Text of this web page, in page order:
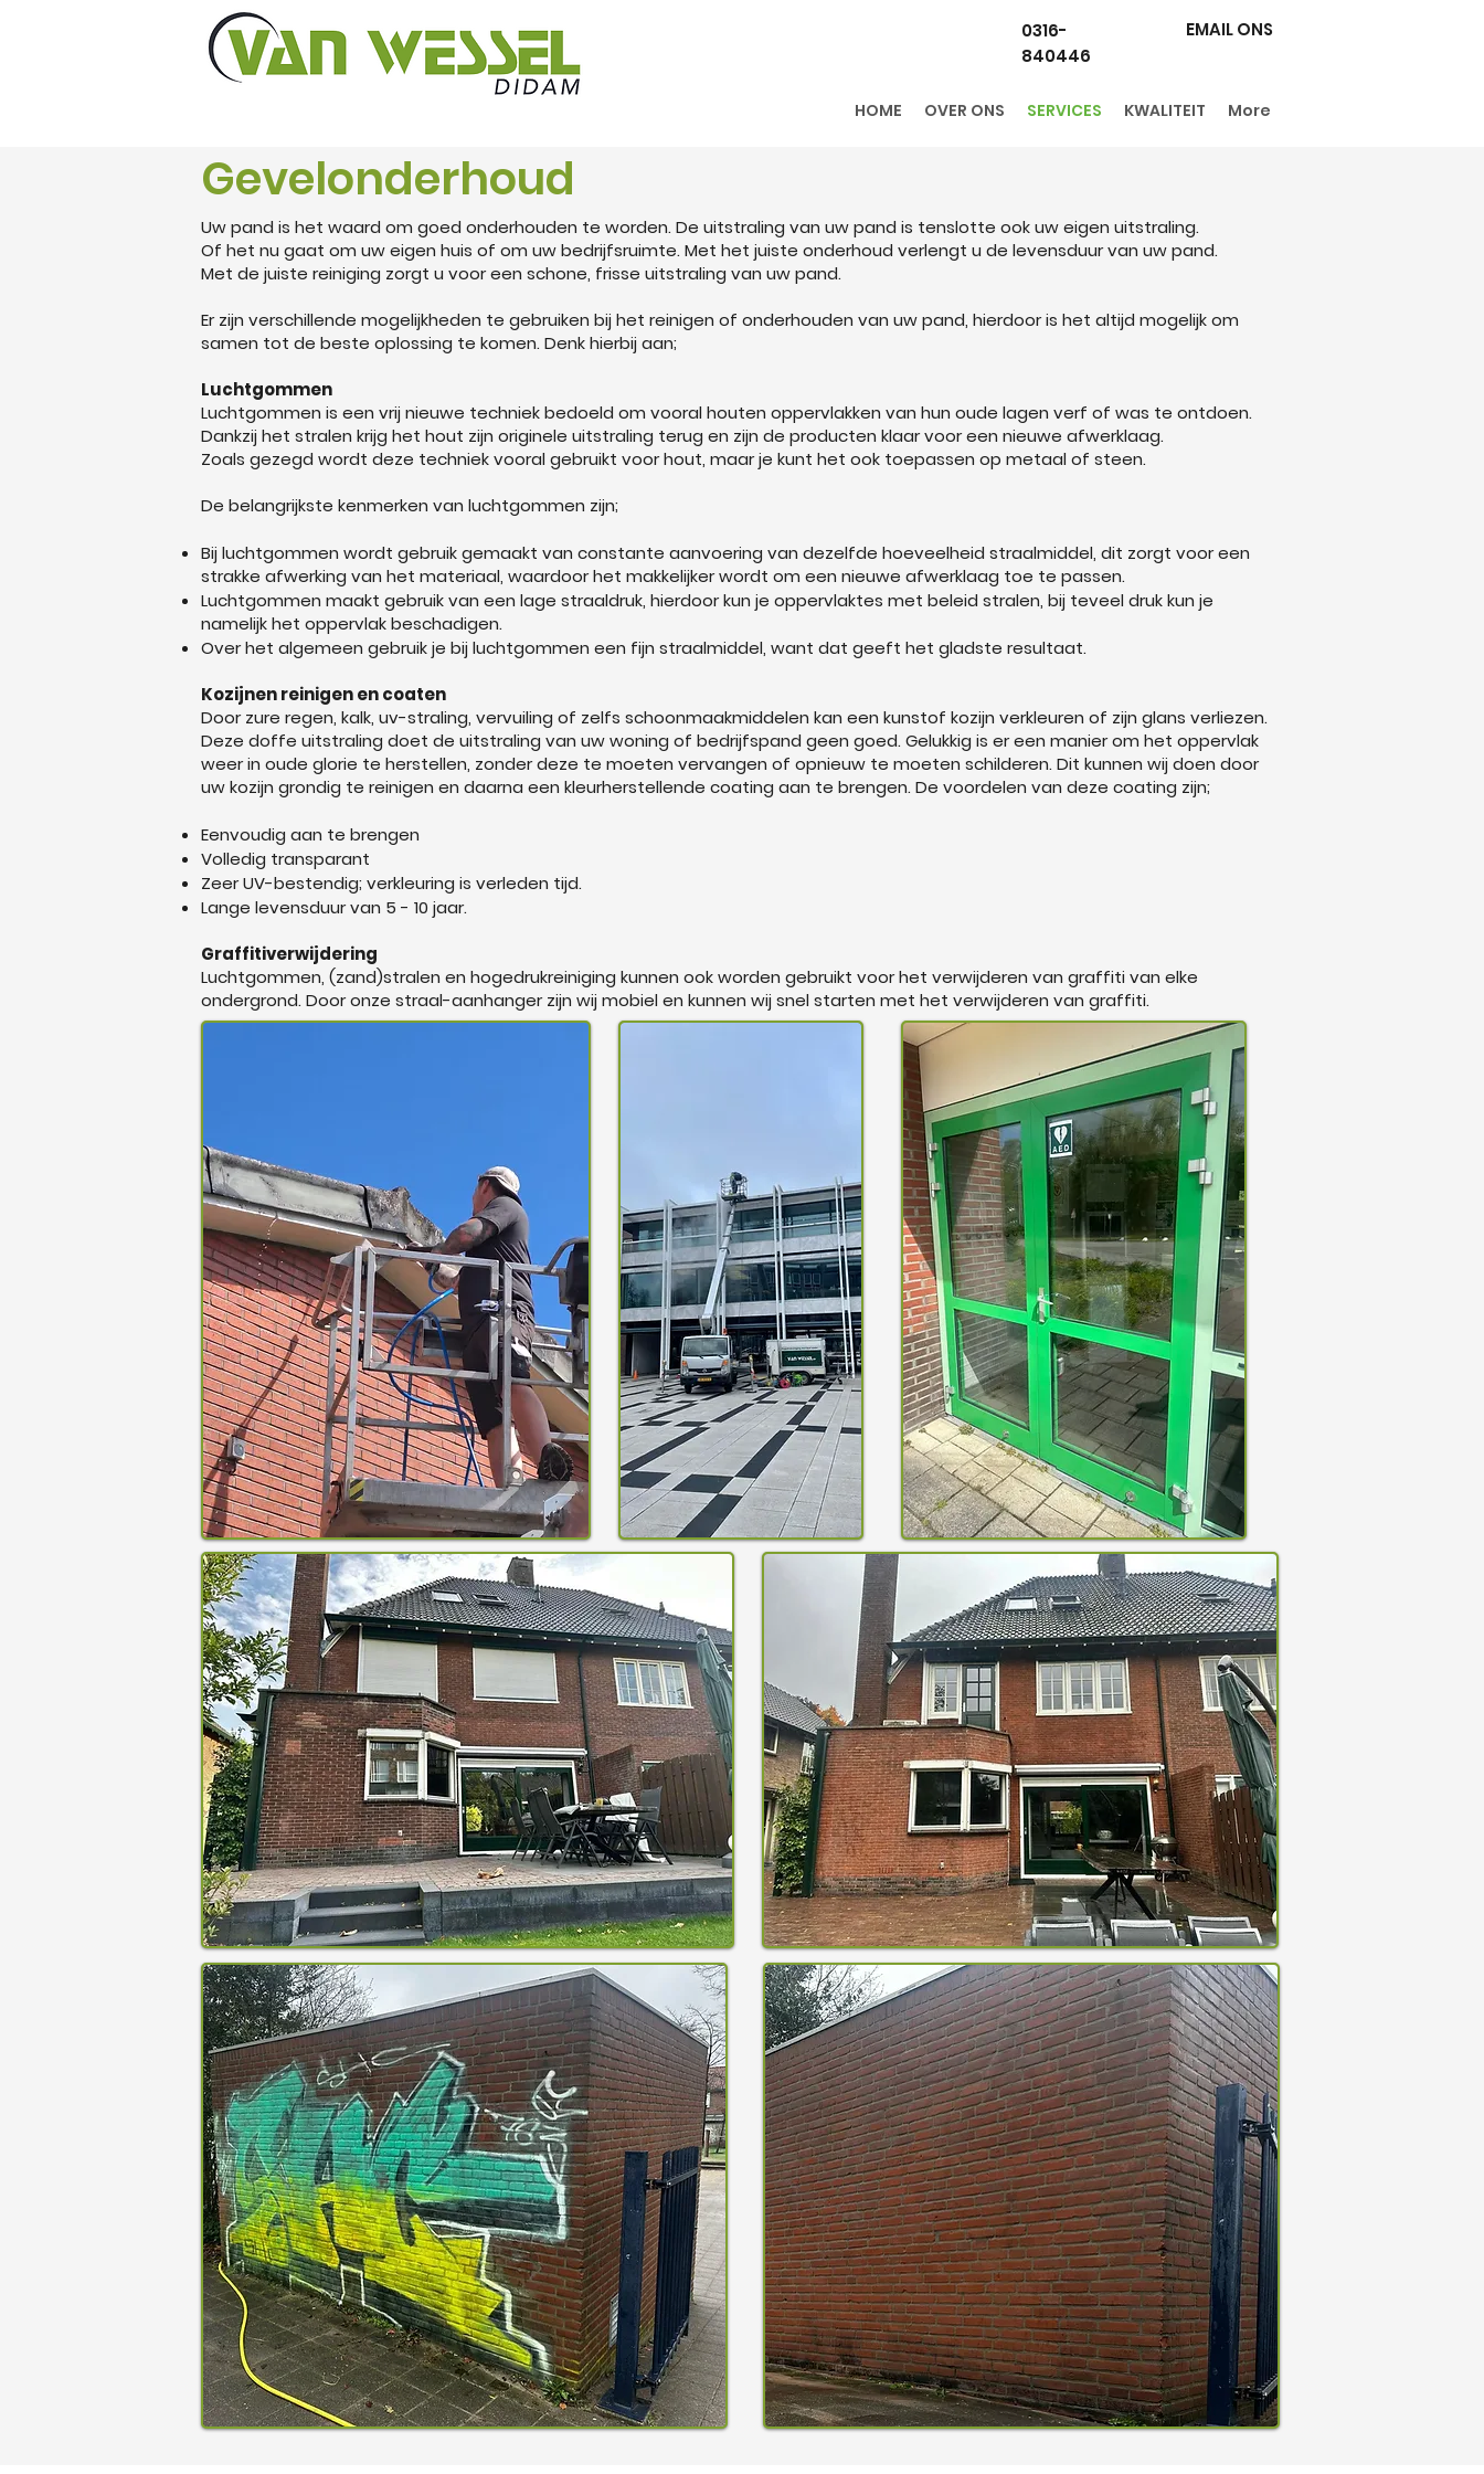
0316-
840446
EMAIL ONS
HOME OVER ONS SERVICES KWALITEIT More
Gevelonderhoud
Uw pand is het waard om goed onderhouden te worden. De uitstraling van uw pand is tenslotte ook uw eigen uitstraling.
Of het nu gaat om uw eigen huis of om uw bedrijfsruimte. Met het juiste onderhoud verlengt u de levensduur van uw pand.
Met de juiste reiniging zorgt u voor een schone, frisse uitstraling van uw pand.
Er zijn verschillende mogelijkheden te gebruiken bij het reinigen of onderhouden van uw pand, hierdoor is het altijd mogelijk om
samen tot de beste oplossing te komen. Denk hierbij aan;
Luchtgommen
Luchtgommen is een vrij nieuwe techniek bedoeld om vooral houten oppervlakken van hun oude lagen verf of was te ontdoen.
Dankzij het stralen krijg het hout zijn originele uitstraling terug en zijn de producten klaar voor een nieuwe afwerklaag.
Zoals gezegd wordt deze techniek vooral gebruikt voor hout, maar je kunt het ook toepassen op metaal of steen.
De belangrijkste kenmerken van luchtgommen zijn;
Bij luchtgommen wordt gebruik gemaakt van constante aanvoering van dezelfde hoeveelheid straalmiddel, dit zorgt voor een
strakke afwerking van het materiaal, waardoor het makkelijker wordt om een nieuwe afwerklaag toe te passen.
Luchtgommen maakt gebruik van een lage straaldruk, hierdoor kun je oppervlaktes met beleid stralen, bij teveel druk kun je
namelijk het oppervlak beschadigen.
Over het algemeen gebruik je bij luchtgommen een fijn straalmiddel, want dat geeft het gladste resultaat.
Kozijnen reinigen en coaten
Door zure regen, kalk, uv-straling, vervuiling of zelfs schoonmaakmiddelen kan een kunstof kozijn verkleuren of zijn glans verliezen.
Deze doffe uitstraling doet de uitstraling van uw woning of bedrijfspand geen goed. Gelukkig is er een manier om het oppervlak
weer in oude glorie te herstellen, zonder deze te moeten vervangen of opnieuw te moeten schilderen. Dit kunnen wij doen door
uw kozijn grondig te reinigen en daarna een kleurherstellende coating aan te brengen. De voordelen van deze coating zijn;
Eenvoudig aan te brengen
Volledig transparant
Zeer UV-bestendig; verkleuring is verleden tijd.
Lange levensduur van 5 - 10 jaar.
Graffitiverwijdering
Luchtgommen, (zand)stralen en hogedrukreiniging kunnen ook worden gebruikt voor het verwijderen van graffiti van elke
ondergrond. Door onze straal-aanhanger zijn wij mobiel en kunnen wij snel starten met het verwijderen van graffiti.